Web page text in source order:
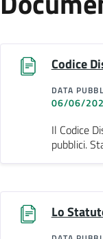
Codice
DATA
06/06/
Il Codice
pubblici.
Lo